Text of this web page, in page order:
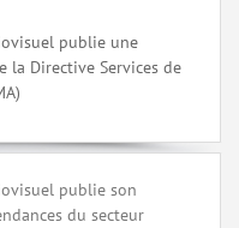
publie une
la Directive Services de
publie son
du secteur